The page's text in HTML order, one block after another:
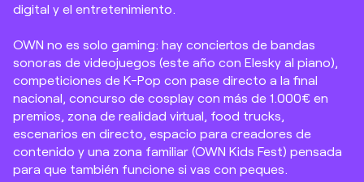
digital y el entretenimiento.
OWN no es solo gaming: hay conciertos de bandas
sonoras de videojuegos (este año con Elesky al piano),
competiciones de K-Pop con pase directo a la final
nacional, concurso de cosplay con más de 1.000€ en
premios, zona de realidad virtual, food trucks,
escenarios en directo, espacio para creadores de
contenido y una zona familiar (OWN Kids Fest) pensada
para que también funcione si vas con peques.